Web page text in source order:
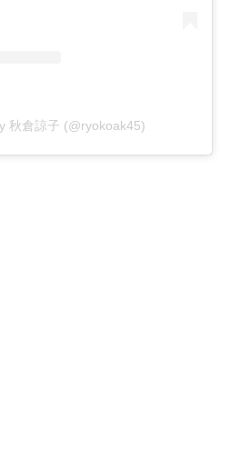
秋倉諒子 (@ryokoak45)